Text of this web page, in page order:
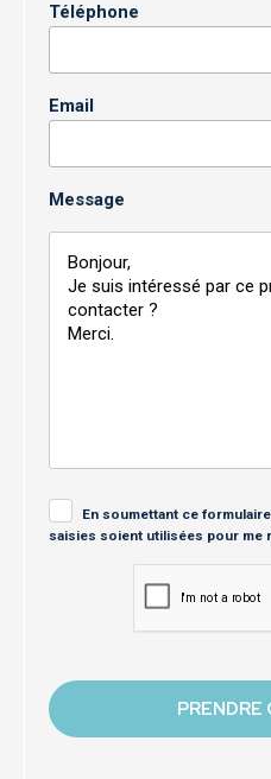
Téléphone
Email
Message
En soumettant ce
saisies soient utilisées pour me